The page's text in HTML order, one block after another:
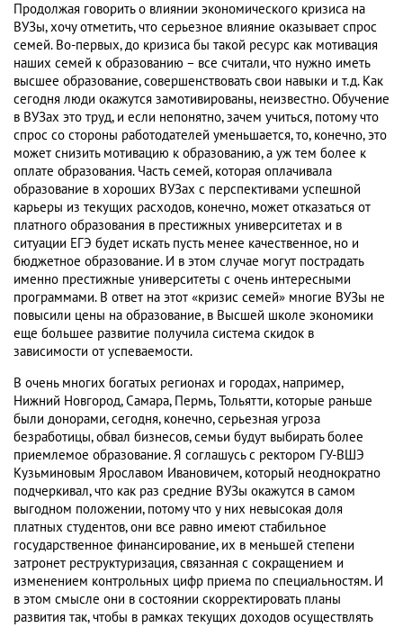
Продолжая говорить о влиянии экономического кризиса на
ВУЗы, хочу отметить, что серьезное влияние оказывает спрос
семей. Во-первых, до кризиса бы такой ресурс как мотивация
наших семей к образованию – все считали, что нужно иметь
высшее образование, совершенствовать свои навыки и т.д. Как
сегодня люди окажутся замотивированы, неизвестно. Обучение
в ВУЗах это труд, и если непонятно, зачем учиться, потому что
спрос со стороны работодателей уменьшается, то, конечно, это
может снизить мотивацию к образованию, а уж тем более к
оплате образования. Часть семей, которая оплачивала
образование в хороших ВУЗах с перспективами успешной
карьеры из текущих расходов, конечно, может отказаться от
платного образования в престижных университетах и в
ситуации ЕГЭ будет искать пусть менее качественное, но и
бюджетное образование. И в этом случае могут пострадать
именно престижные университеты с очень интересными
программами. В ответ на этот «кризис семей» многие ВУЗы не
повысили цены на образование, в Высшей школе экономики
еще большее развитие получила система скидок в
зависимости от успеваемости.
В очень многих богатых регионах и городах, например,
Нижний Новгород, Самара, Пермь, Тольятти, которые раньше
были донорами, сегодня, конечно, серьезная угроза
безработицы, обвал бизнесов, семьи будут выбирать более
приемлемое образование. Я соглашусь с ректором ГУ-ВШЭ
Кузьминовым Ярославом Ивановичем, который неоднократно
подчеркивал, что как раз средние ВУЗы окажутся в самом
выгодном положении, потому что у них невысокая доля
платных студентов, они все равно имеют стабильное
государственное финансирование, их в меньшей степени
затронет реструктуризация, связанная с сокращением и
изменением контрольных цифр приема по специальностям. И
в этом смысле они в состоянии скорректировать планы
развития так, чтобы в рамках текущих доходов осуществлять